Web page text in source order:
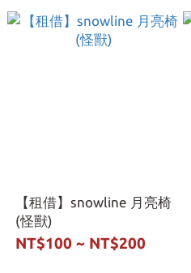
【租借】snowline 月亮椅
(怪獸)
NT$100 ~ NT$200